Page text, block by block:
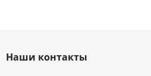
Наши контакты